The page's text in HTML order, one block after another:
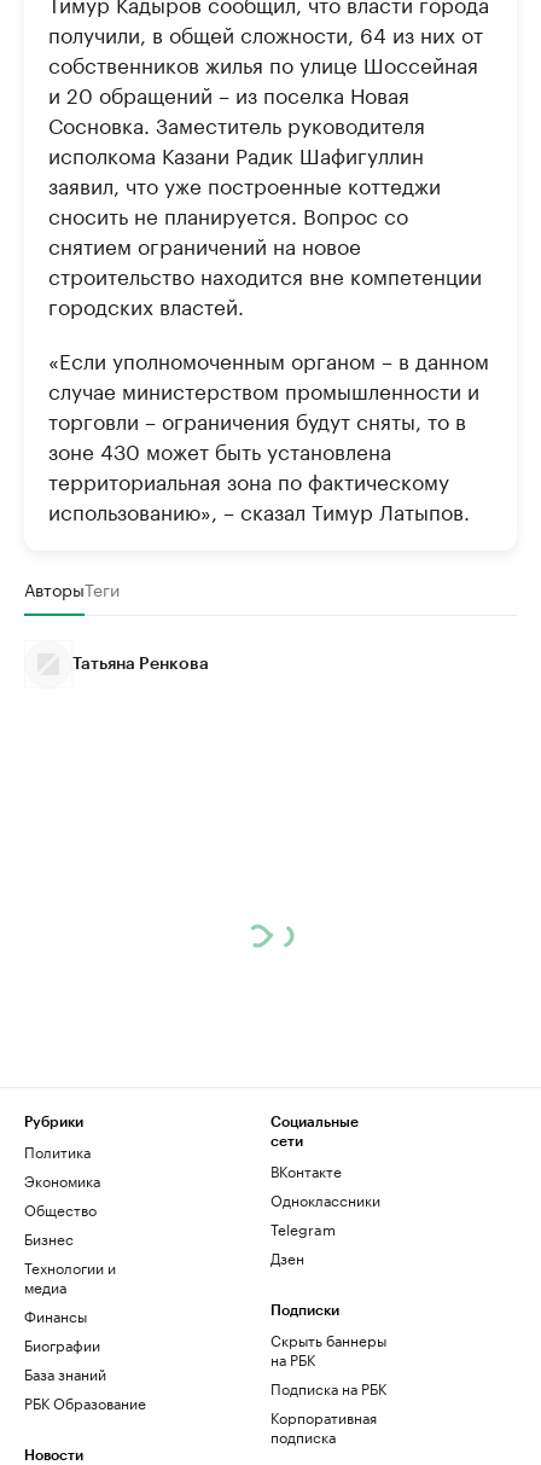
получили, в общей сложности, 64 из них от
собственников жилья по улице Шоссейная
и 20 обращений – из поселка Новая
Сосновка. Заместитель руководителя
исполкома Казани Радик Шафигуллин
заявил, что уже построенные коттеджи
сносить не планируется. Вопрос со
снятием ограничений на новое
строительство находится вне компетенции
городских властей.
«Если уполномоченным органом – в данном
случае министерством промышленности и
торговли – ограничения будут сняты, то в
зоне 430 может быть установлена
территориальная зона по фактическому
использованию», – сказал Тимур Латыпов.
АвторыТеги
Татьяна Ренкова
Рубрики
Политика
Экономика
Общество
Бизнес
Технологии и
медиа
Финансы
Биографии
База знаний
РБК Образование
Новости
Социальные
сети
ВКонтакте
Одноклассники
Telegram
Дзен
Подписки
Скрыть баннеры
на РБК
Подписка на РБК
Корпоративная
подписка